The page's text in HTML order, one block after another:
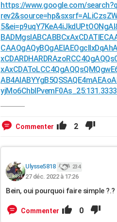
https://www.google.com/
Commenter 2
Ulysse5818 234
27 déc. 2022 à 17:26
Bein, oui pourquoi faire simple ?.?
Commenter 0